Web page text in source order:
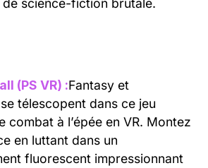
de science-fiction brutale.
(PS VR) :Fantasy et
télescopent dans ce jeu
combat à l’épée en VR. Montez
en luttant dans un
fluorescent impressionnant